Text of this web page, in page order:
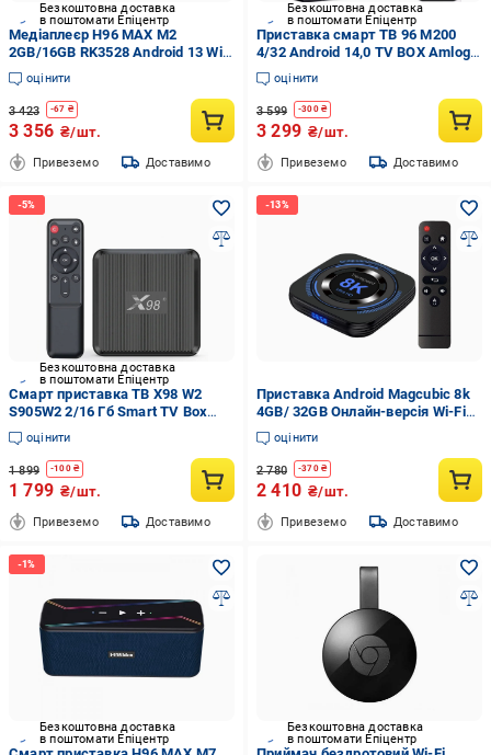
Безкоштовна доставка
в поштомати Епіцентр
Медіаплеєр H96 MAX M2
2GB/16GB RK3528 Android 13 WiFi
dual band Bluetooth 5,1 Білий
оцінити
3 423 -67 ₴
3 356 ₴/шт.
Привеземо Доставимо
Безкоштовна доставка
в поштомати Епіцентр
Приставка смарт ТВ 96 M200
4/32 Android 14,0 TV BOX Amlogic
S905X5M 2,4G&5G Dual Wifi
1000M LAN AV1 BT Al-SR Smart
Video Media Player
оцінити
3 599 -300₴
3 299 ₴/шт.
Привеземо Доставимо
Безкоштовна доставка
в поштомати Епіцентр
Смарт приставка ТВ X98 W2
S905W2 2/16 Гб Smart TV Box
Android 11 і прошивка
(33153729)
оцінити
1 899 -100₴
1 799 ₴/шт.
Привеземо Доставимо
Приставка Android Magcubic 8k
4GB/ 32GB Онлайн-версія Wi-Fi
2.4 G/5G (19032)
оцінити
2 780 -370₴
2 410 ₴/шт.
Привеземо Доставимо
Безкоштовна доставка
в поштомати Епіцентр
Безкоштовна доставка
в поштомати Епіцентр